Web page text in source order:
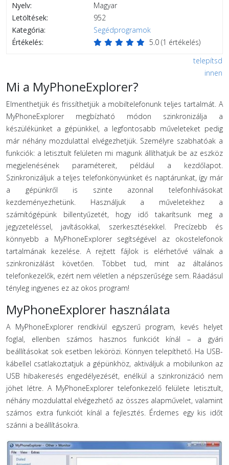
Nyelv:
Magyar
Letöltések:
952
Kategória:
Segédprogramok
Értékelés:
5.0 (1 értékelés)
telepítsd
innen
Mi a MyPhoneExplorer?
Elmenthetjük és frissíthetjük a mobiltelefonunk teljes tartalmát. A
MyPhoneExplorer megbízható módon szinkronizálja a
készülékünket a gépünkkel, a legfontosabb műveleteket pedig
már néhány mozdulattal elvégezhetjük. Személyre szabhatóak a
funkciók: a letisztult felületen mi magunk állíthatjuk be az eszköz
megjelenésének paramétereit, például a kezdőlapot.
Szinkronizáljuk a teljes telefonkönyvünket és naptárunkat, így már
a gépünkről is szinte azonnal telefonhívásokat
kezdeményezhetünk. Használjuk a műveletekhez a
számítógépünk billentyűzetét, hogy idő takarítsunk meg a
jegyzeteléssel, javításokkal, szerkesztésekkel. Precízebb és
könnyebb a MyPhoneExplorer segítségével az okostelefonok
tartalmának kezelése. A rejtett fájlok is elérhetővé válnak a
szinkronizálást követően. Többet tud, mint az általános
telefonkezelők, ezért nem véletlen a népszerűsége sem. Ráadásul
tényleg ingyenes ez az okos program!
MyPhoneExplorer használata
A MyPhoneExplorer rendkívül egyszerű program, kevés helyet
foglal, ellenben számos hasznos funkciót kínál – a gyári
beállításokat sok esetben lekörözi. Könnyen telepíthető. Ha USB-
kábellel csatlakoztatjuk a gépünkhöz, aktiváljuk a mobilunkon az
USB hibakeresés engedélyezését, enélkül a szinkronizáció nem
jöhet létre. A MyPhoneExplorer telefonkezelő felülete letisztult,
néhány mozdulattal elvégezhető az összes alapművelet, valamint
számos extra funkciót kínál a fejlesztés. Érdemes egy kis időt
szánni a beállításokra.